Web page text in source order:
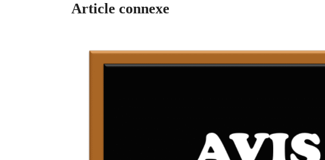
Article connexe